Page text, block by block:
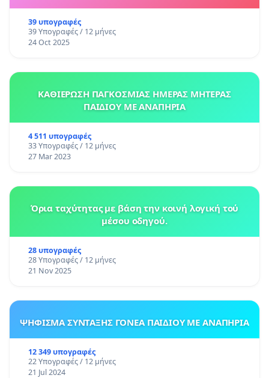
39 υπογραφές
39 Υπογραφές / 12 μήνες
24 Oct 2025
ΚΑΘΙΕΡΩΣΗ ΠΑΓΚΟΣΜΙΑΣ ΗΜΕΡΑΣ ΜΗΤΕΡΑΣ
ΠΑΙΔΙΟΥ ΜΕ ΑΝΑΠΗΡΙΑ
4 511 υπογραφές
33 Υπογραφές / 12 μήνες
27 Mar 2023
Όρια ταχύτητας με βάση την κοινή λογική τού
μέσου οδηγού.
28 υπογραφές
28 Υπογραφές / 12 μήνες
21 Nov 2025
ΨΗΦΙΣΜΑ ΣΥΝΤΑΞΗΣ ΓΟΝΕΑ ΠΑΙΔΙΟΥ ΜΕ ΑΝΑΠΗΡΙΑ
12 349 υπογραφές
22 Υπογραφές / 12 μήνες
21 Jul 2024